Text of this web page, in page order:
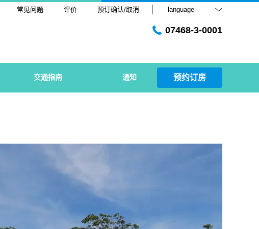
常见问题 评价 预订确认/取消 language
07468-3-0001
交通指南 通知 预约订房